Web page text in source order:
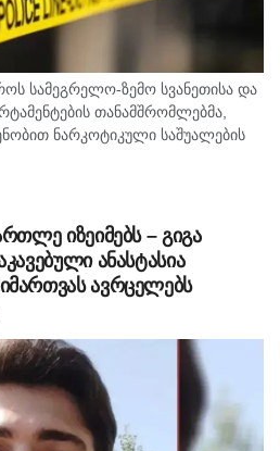
სამეგრელო-ზემო სვანეთისა და
თანამშრომლებმა,
ნარკოტიკული საშუალების
რეალიზაციის ხელშეწყობის,
შემცველი მცენარის
იზეიმებს – გიგა
ანასტასია
ავრცელებს